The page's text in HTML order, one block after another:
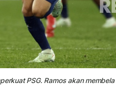
PSG. Ramos akan